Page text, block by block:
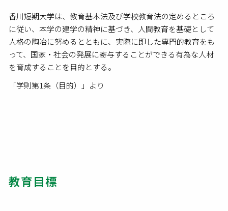
香川短期大学は、教育基本法及び学校教育法の定めるところ
に従い、本学の建学の精神に基づき、人間教育を基礎として
人格の陶冶に努めるとともに、実際に即した専門的教育をも
って、国家・社会の発展に寄与することができる有為な人材
を育成することを目的とする。
「学則第1条（目的）」より
教育目標